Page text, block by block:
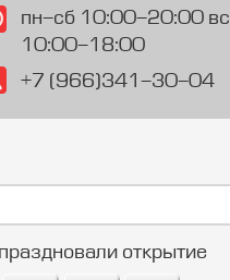
пн-сб 10:00-20:00 вс
10:00-18:00
+7 (966)341-30-04
открытие